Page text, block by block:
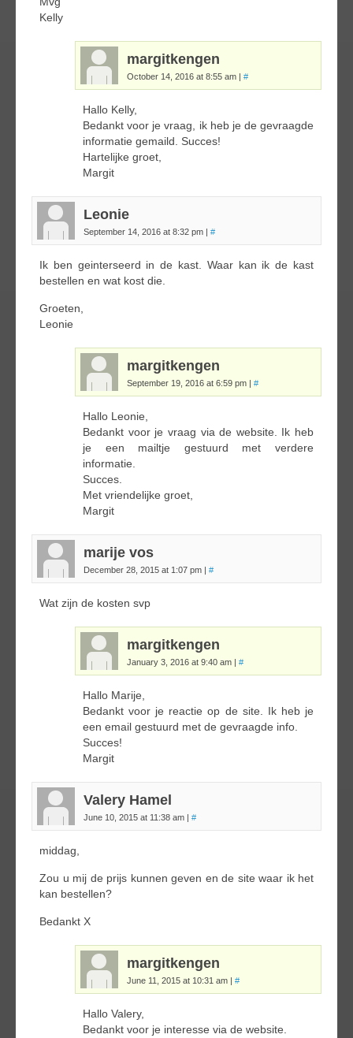
Kelly
margitkengen
October 14, 2016 at 8:55 am | #
Hallo Kelly,
Bedankt voor je vraag, ik heb je de gevraagde
informatie gemaild. Succes!
Hartelijke groet,
Margit
Leonie
September 14, 2016 at 8:32 pm | #
Ik ben geinterseerd in de kast. Waar kan ik de kast
bestellen en wat kost die.
Groeten,
Leonie
margitkengen
September 19, 2016 at 6:59 pm | #
Hallo Leonie,
Bedankt voor je vraag via de website. Ik heb
je een mailtje gestuurd met verdere
informatie.
Succes.
Met vriendelijke groet,
Margit
marije vos
December 28, 2015 at 1:07 pm | #
Wat zijn de kosten svp
margitkengen
January 3, 2016 at 9:40 am | #
Hallo Marije,
Bedankt voor je reactie op de site. Ik heb je
een email gestuurd met de gevraagde info.
Succes!
Margit
Valery Hamel
June 10, 2015 at 11:38 am | #
middag,
Zou u mij de prijs kunnen geven en de site waar ik het
kan bestellen?
Bedankt X
margitkengen
June 11, 2015 at 10:31 am | #
Hallo Valery,
Bedankt voor je interesse via de website.